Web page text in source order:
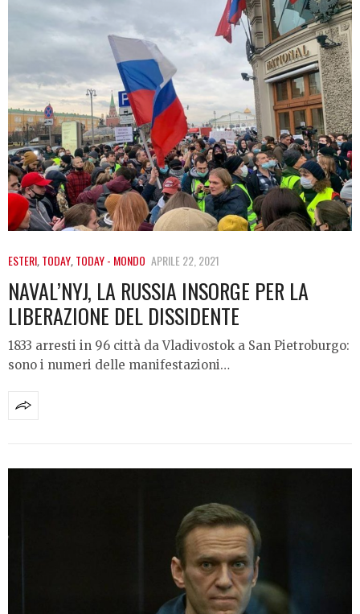
ESTERI,TODAY,TODAY - MONDO APRILE 22, 2021
NAVAL’NYJ, LA RUSSIA INSORGE PER LA
LIBERAZIONE DEL DISSIDENTE
1833 arresti in 96 città da Vladivostok a San Pietroburgo:
sono i numeri delle manifestazioni…